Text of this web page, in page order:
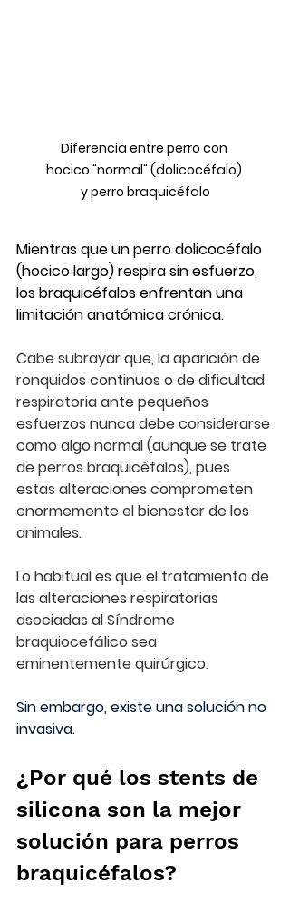
Diferencia entre perro con
hocico "normal" (dolicocéfalo)
y perro braquicéfalo
Mientras que un perro dolicocéfalo
(hocico largo) respira sin esfuerzo,
los braquicéfalos enfrentan una
limitación anatómica crónica.
Cabe subrayar que, la aparición de
ronquidos continuos o de dificultad
respiratoria ante pequeños
esfuerzos nunca debe considerarse
como algo normal (aunque se trate
de perros braquicéfalos), pues
estas alteraciones comprometen
enormemente el bienestar de los
animales.
Lo habitual es que el tratamiento de
las alteraciones respiratorias
asociadas al Síndrome
braquiocefálico sea
eminentemente quirúrgico.
Sin embargo, existe una solución no
invasiva.
¿Por qué los stents de
silicona son la mejor
solución para perros
braquicéfalos?